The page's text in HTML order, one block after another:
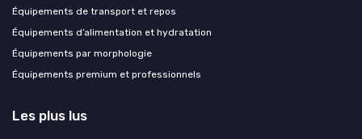
Équipements de transport et repos
Équipements d’alimentation et hydratation
Équipements par morphologie
Équipements premium et professionnels
Les plus lus